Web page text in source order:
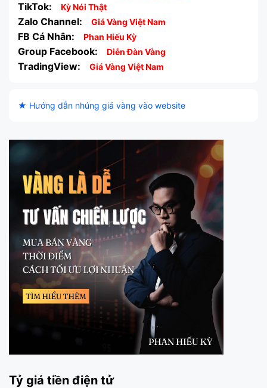
TikTok: Kỳ Nói Thật
Zalo Channel: Giá Vàng Việt Nam
FB Cá Nhân: Phan Hiếu Kỳ
Group Facebook: Diễn Đàn Vàng
TradingView: Giá Vàng Việt Nam
★ Hướng dẫn nhúng giá vàng vào website
Tỷ giá tiền điện tử